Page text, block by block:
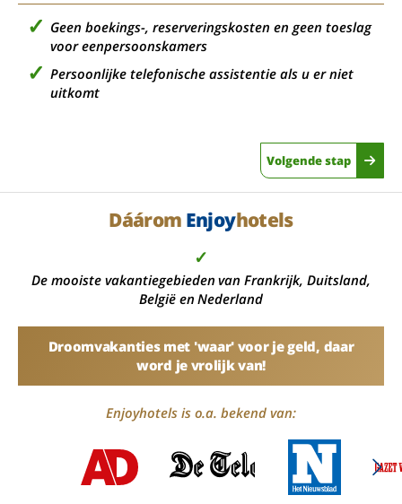
Geen boekings-, reserveringskosten en geen toeslag
voor eenpersoonskamers
Persoonlijke telefonische assistentie als u er niet
uitkomt
Volgende stap
Dáárom Enjoyhotels
✓
De mooiste vakantiegebieden van Frankrijk, Duitsland,
België en Nederland
Droomvakanties met 'waar' voor je geld, daar
word je vrolijk van!
Enjoyhotels is o.a. bekend van: